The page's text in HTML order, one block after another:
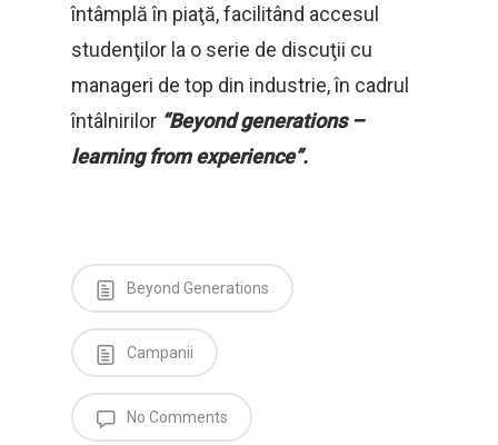
întâmplă în piaţă, facilitând accesul
studenţilor la o serie de discuţii cu
manageri de top din industrie, în cadrul
întâlnirilor “Beyond generations –
learning from experience”.
Beyond Generations
Campanii
No Comments